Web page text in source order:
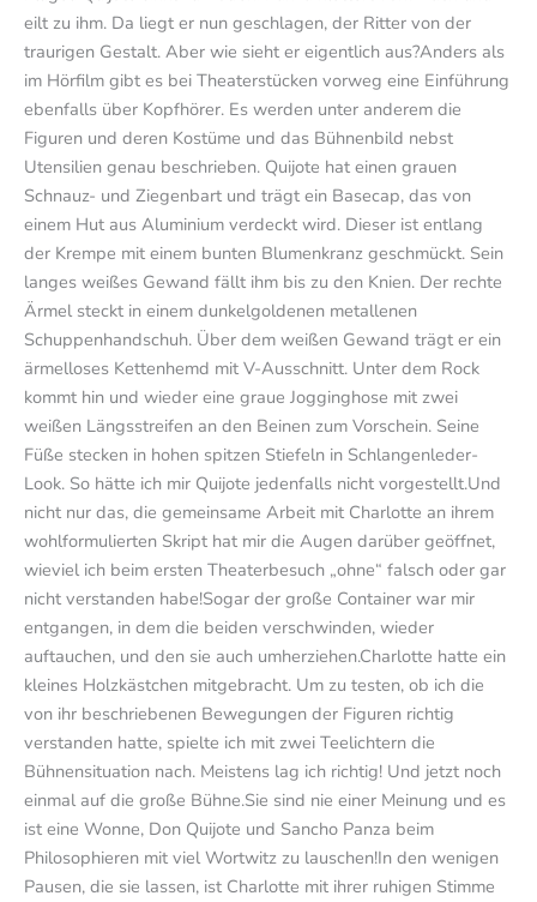
eilt zu ihm. Da liegt er nun geschlagen, der Ritter von der
traurigen Gestalt. Aber wie sieht er eigentlich aus?Anders als
im Hörfilm gibt es bei Theaterstücken vorweg eine Einführung
ebenfalls über Kopfhörer. Es werden unter anderem die
Figuren und deren Kostüme und das Bühnenbild nebst
Utensilien genau beschrieben. Quijote hat einen grauen
Schnauz- und Ziegenbart und trägt ein Basecap, das von
einem Hut aus Aluminium verdeckt wird. Dieser ist entlang
der Krempe mit einem bunten Blumenkranz geschmückt. Sein
langes weißes Gewand fällt ihm bis zu den Knien. Der rechte
Ärmel steckt in einem dunkelgoldenen metallenen
Schuppenhandschuh. Über dem weißen Gewand trägt er ein
ärmelloses Kettenhemd mit V-Ausschnitt. Unter dem Rock
kommt hin und wieder eine graue Jogginghose mit zwei
weißen Längsstreifen an den Beinen zum Vorschein. Seine
Füße stecken in hohen spitzen Stiefeln in Schlangenleder-
Look. So hätte ich mir Quijote jedenfalls nicht vorgestellt.Und
nicht nur das, die gemeinsame Arbeit mit Charlotte an ihrem
wohlformulierten Skript hat mir die Augen darüber geöffnet,
wieviel ich beim ersten Theaterbesuch „ohne“ falsch oder gar
nicht verstanden habe!Sogar der große Container war mir
entgangen, in dem die beiden verschwinden, wieder
auftauchen, und den sie auch umherziehen.Charlotte hatte ein
kleines Holzkästchen mitgebracht. Um zu testen, ob ich die
von ihr beschriebenen Bewegungen der Figuren richtig
verstanden hatte, spielte ich mit zwei Teelichtern die
Bühnensituation nach. Meistens lag ich richtig! Und jetzt noch
einmal auf die große Bühne.Sie sind nie einer Meinung und es
ist eine Wonne, Don Quijote und Sancho Panza beim
Philosophieren mit viel Wortwitz zu lauschen!In den wenigen
Pausen, die sie lassen, ist Charlotte mit ihrer ruhigen Stimme